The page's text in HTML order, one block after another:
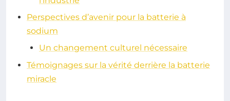
Perspectives d’avenir pour la batterie à
sodium
Un changement culturel nécessaire
Témoignages sur la vérité derrière la batterie
miracle